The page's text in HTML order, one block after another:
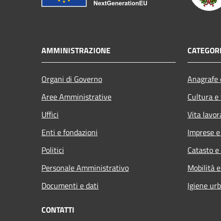
AMMINISTRAZIONE
Organi di Governo
Aree Amministrative
Uffici
Enti e fondazioni
Politici
Personale Amministrativo
Documenti e dati
Cultura
Vita
Imprese
Catasto
Mobilità
Igiene
CONTATTI